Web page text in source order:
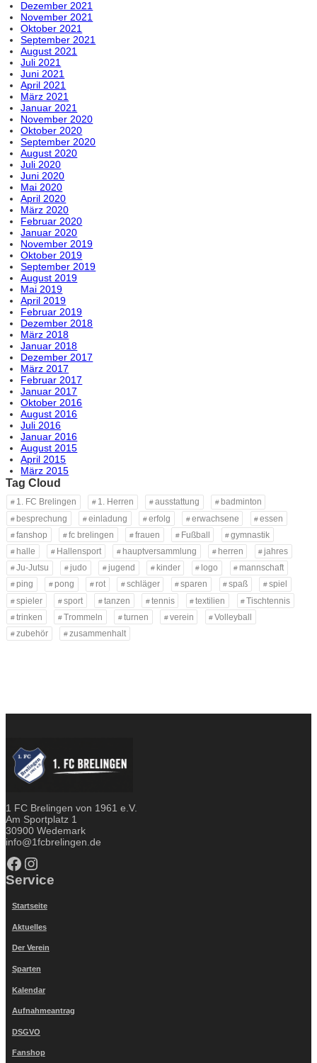
Dezember 2021
November 2021
Oktober 2021
September 2021
August 2021
Juli 2021
Juni 2021
April 2021
März 2021
Januar 2021
November 2020
Oktober 2020
September 2020
August 2020
Juli 2020
Juni 2020
Mai 2020
April 2020
März 2020
Februar 2020
Januar 2020
November 2019
Oktober 2019
September 2019
August 2019
Mai 2019
April 2019
Februar 2019
Dezember 2018
März 2018
Januar 2018
Dezember 2017
März 2017
Februar 2017
Januar 2017
Oktober 2016
August 2016
Juli 2016
Januar 2016
August 2015
April 2015
März 2015
Tag Cloud
1. FC Brelingen 1. Herren ausstattung
badminton
besprechung
einladung erfolg erwachsene
essen
fanshop
fc brelingen frauen Fußball
gymnastik
halle
Hallensport hauptversammlung herren
jahres
Ju-Jutsu
judo jugend kinder logo
mannschaft
ping
pong rot schläger sparen spaß
spiel
spieler
sport tanzen tennis textilien
Tischtennis
trinken
Trommeln turnen verein
Volleyball
zubehör
zusammenhalt
1 FC Brelingen von 1961 e.V.
Am Sportplatz 1
30900 Wedemark
info@1fcbrelingen.de
Facebook Instagram
Service
Startseite
Aktuelles
Der Verein
Sparten
Kalendar
Aufnahmeantrag
DSGVO
Fanshop